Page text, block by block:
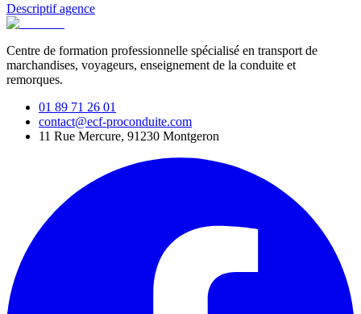
Descriptif agence
Centre de formation professionnelle spécialisé en transport de
marchandises, voyageurs, enseignement de la conduite et
remorques.
01 89 71 26 01
contact@ecf-proconduite.com
11 Rue Mercure, 91230 Montgeron